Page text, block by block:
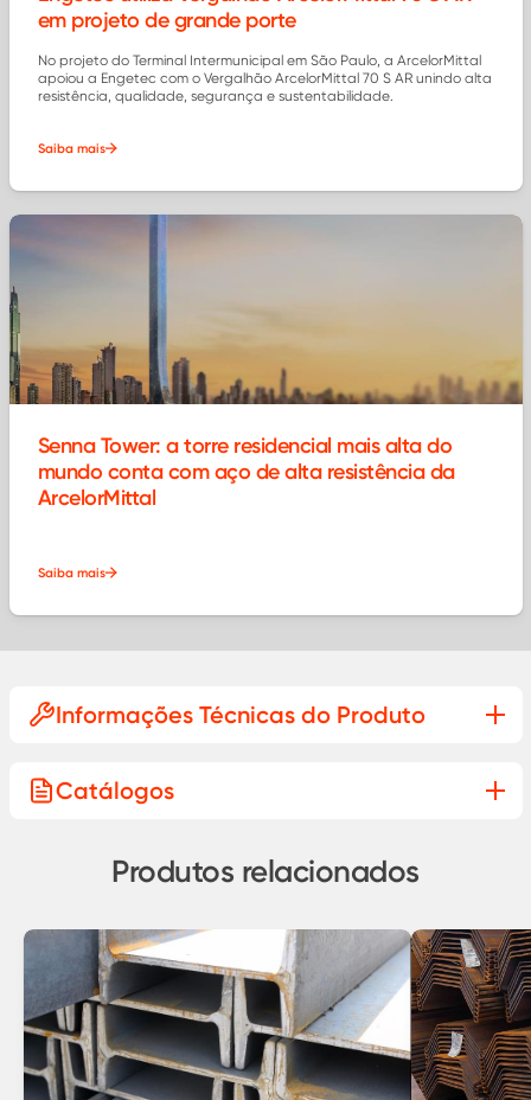
em projeto de grande porte
No projeto do Terminal Intermunicipal em São Paulo, a ArcelorMittal
apoiou a Engetec com o Vergalhão ArcelorMittal 70 S AR unindo alta
resistência, qualidade, segurança e sustentabilidade.
Saiba mais
Senna Tower: a torre residencial mais alta do
mundo conta com aço de alta resistência da
ArcelorMittal
Saiba mais
Informações Técnicas do Produto
Catálogos
Produtos relacionados